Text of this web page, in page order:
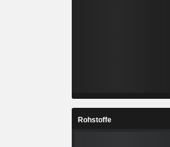
Rohstoffe